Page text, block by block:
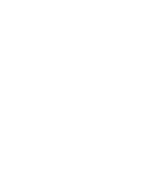
se määräytyy
taas toisilla se